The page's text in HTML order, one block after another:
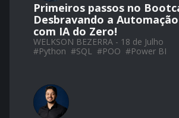
Primeiros passos no
Desbravando a
com IA do Zero!
WELKSON BEZERRA - 18 de Julho
#Python #SQL #POO #Power BI